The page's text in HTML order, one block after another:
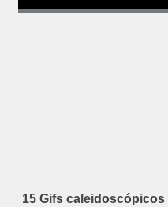
15 Gifs